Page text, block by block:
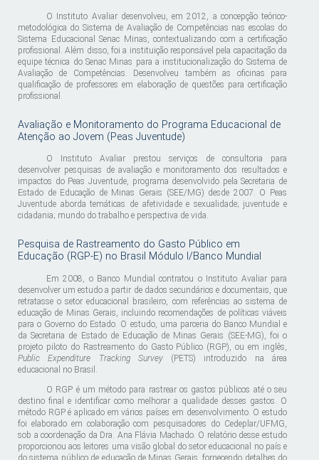
O Instituto Avaliar desenvolveu, em 2012, a concepção teórico-
metodológica do Sistema de Avaliação de Competências nas escolas do
Sistema Educacional Senac Minas, contextualizando com a certificação
profissional. Além disso, foi a instituição responsável pela capacitação da
equipe técnica do Senac Minas para a institucionalização do Sistema de
Avaliação de Competências. Desenvolveu também as oficinas para
qualificação de professores em elaboração de questões para certificação
profissional.
Avaliação e Monitoramento do Programa Educacional de
Atenção ao Jovem (Peas Juventude)
O Instituto Avaliar prestou serviços de consultoria para
desenvolver pesquisas de avaliação e monitoramento dos resultados e
impactos do Peas Juventude, programa desenvolvido pela Secretaria de
Estado de Educação de Minas Gerais (SEE/MG) desde 2007. O Peas
Juventude aborda temáticas de afetividade e sexualidade; juventude e
cidadania; mundo do trabalho e perspectiva de vida.
Pesquisa de Rastreamento do Gasto Público em
Educação (RGP-E) no Brasil Módulo I/Banco Mundial
Em 2008, o Banco Mundial contratou o Instituto Avaliar para
desenvolver um estudo a partir de dados secundários e documentais, que
retratasse o setor educacional brasileiro, com referências ao sistema de
educação de Minas Gerais, incluindo recomendações de políticas viáveis
para o Governo do Estado. O estudo, uma parceria do Banco Mundial e
da Secretaria de Estado de Educação de Minas Gerais (SEE-MG), foi o
projeto piloto do Rastreamento do Gasto Público (RGP), ou em inglês,
Public Expenditure Tracking Survey(PETS) introduzido na área
educacional no Brasil.
O RGP é um método para rastrear os gastos públicos até o seu
destino final e identificar como melhorar a qualidade desses gastos. O
método RGP é aplicado em vários países em desenvolvimento. O estudo
foi elaborado em colaboração com pesquisadores do Cedeplar/UFMG,
sob a coordenação da Dra. Ana Flávia Machado. O relatório desse estudo
proporcionou aos leitores uma visão global do setor educacional no país e
do sistema público de educação de Minas Gerais, fornecendo detalhes do